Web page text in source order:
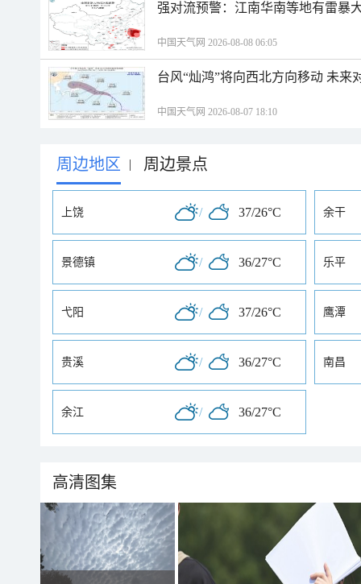
强对流预警：江南华南等地有雷暴
中国天气网 2026-08-08 06:05
台风“灿鸿”将向西北方向移动 未来
中国天气网 2026-08-07 18:10
周边地区 | 周边景点
上饶 / 37/26°C 余干
景德镇 / 36/27°C 乐平
弋阳 / 37/26°C 鹰潭
贵溪 / 36/27°C 南昌
余江 / 36/27°C
高清图集